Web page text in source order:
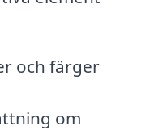
och färger
om